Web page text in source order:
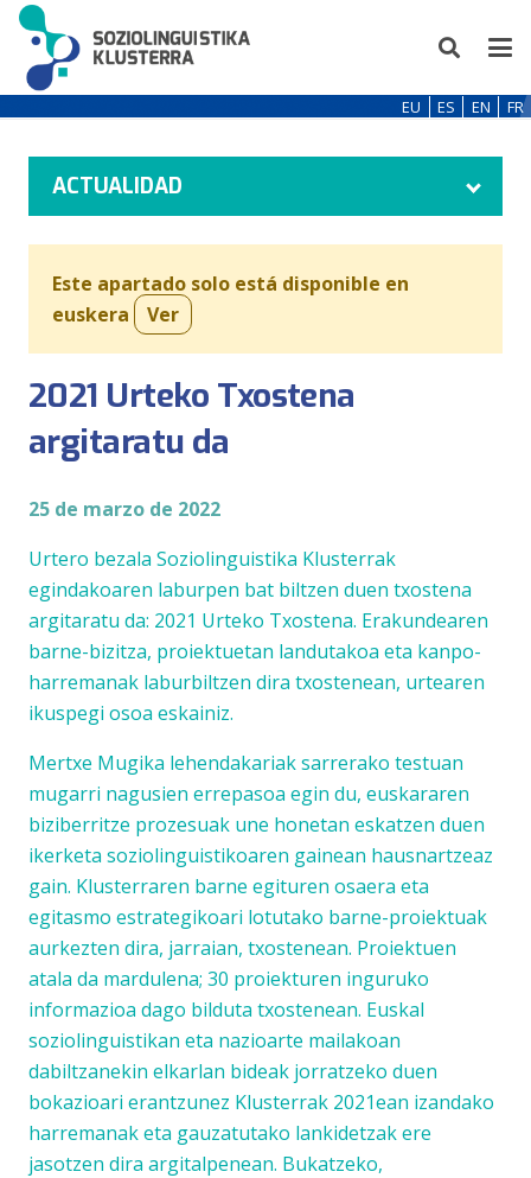
EU ES EN FR
ACTUALIDAD
Este apartado solo está disponible en
euskera
Ver
2021 Urteko Txostena
argitaratu da
25 de marzo de 2022
Urtero bezala Soziolinguistika Klusterrak
egindakoaren laburpen bat biltzen duen txostena
argitaratu da: 2021 Urteko Txostena. Erakundearen
barne-bizitza, proiektuetan landutakoa eta kanpo-
harremanak laburbiltzen dira txostenean, urtearen
ikuspegi osoa eskainiz.
Mertxe Mugika lehendakariak sarrerako testuan
mugarri nagusien errepasoa egin du, euskararen
biziberritze prozesuak une honetan eskatzen duen
ikerketa soziolinguistikoaren gainean hausnartzeaz
gain. Klusterraren barne egituren osaera eta
egitasmo estrategikoari lotutako barne-proiektuak
aurkezten dira, jarraian, txostenean. Proiektuen
atala da mardulena; 30 proiekturen inguruko
informazioa dago bilduta txostenean. Euskal
soziolinguistikan eta nazioarte mailakoan
dabiltzanekin elkarlan bideak jorratzeko duen
bokazioari erantzunez Klusterrak 2021ean izandako
harremanak eta gauzatutako lankidetzak ere
jasotzen dira argitalpenean. Bukatzeko,